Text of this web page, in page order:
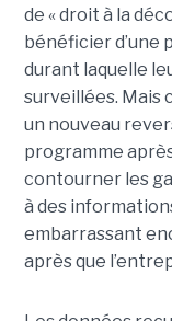
de « droit à la
bénéficier d’une
durant laquelle
surveillées.
un nouveau
programme
contourner les
à des
embarrassant
après que